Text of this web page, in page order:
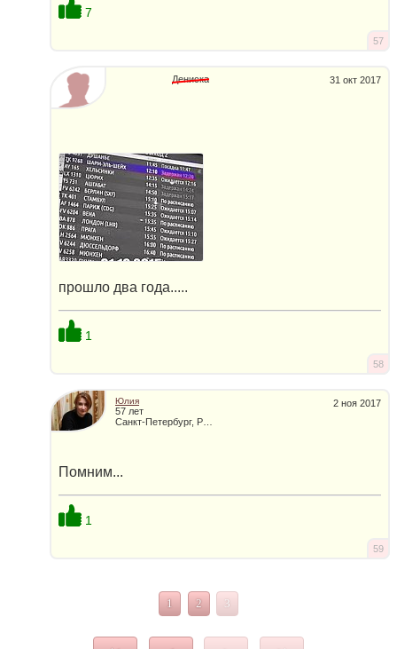
7
57
31 окт 2017
Дениска
прошло два года.....
1
58
2 ноя 2017
Юлия
57 лет
Помним...
1
59
1 2 3